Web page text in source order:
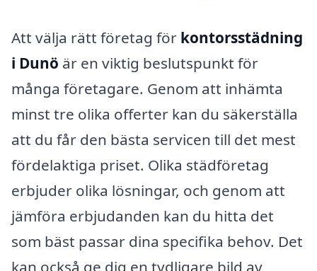
Att välja rätt företag för kontorsstädning
i Dunö är en viktig beslutspunkt för
många företagare. Genom att inhämta
minst tre olika offerter kan du säkerställa
att du får den bästa servicen till det mest
fördelaktiga priset. Olika städföretag
erbjuder olika lösningar, och genom att
jämföra erbjudanden kan du hitta det
som bäst passar dina specifika behov. Det
kan också ge dig en tydligare bild av